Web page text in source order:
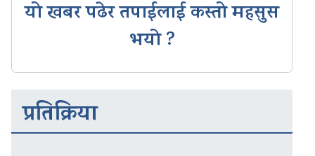
यो खबर पढेर तपाईलाई कस्तो महसुस
भयो ?
प्रतिक्रिया